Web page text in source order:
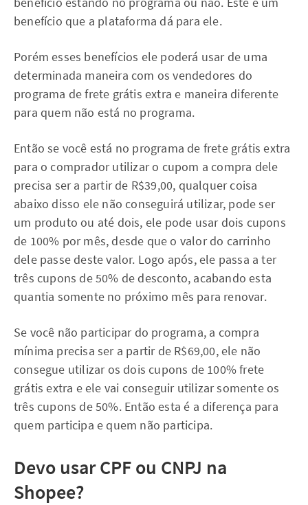
benefício que a plataforma dá para ele.
Porém esses benefícios ele poderá usar de uma
determinada maneira com os vendedores do
programa de frete grátis extra e maneira diferente
para quem não está no programa.
Então se você está no programa de frete grátis extra
para o comprador utilizar o cupom a compra dele
precisa ser a partir de R$39,00, qualquer coisa
abaixo disso ele não conseguirá utilizar, pode ser
um produto ou até dois, ele pode usar dois cupons
de 100% por mês, desde que o valor do carrinho
dele passe deste valor. Logo após, ele passa a ter
três cupons de 50% de desconto, acabando esta
quantia somente no próximo mês para renovar.
Se você não participar do programa, a compra
mínima precisa ser a partir de R$69,00, ele não
consegue utilizar os dois cupons de 100% frete
grátis extra e ele vai conseguir utilizar somente os
três cupons de 50%. Então esta é a diferença para
quem participa e quem não participa.
Devo usar CPF ou CNPJ na
Shopee?